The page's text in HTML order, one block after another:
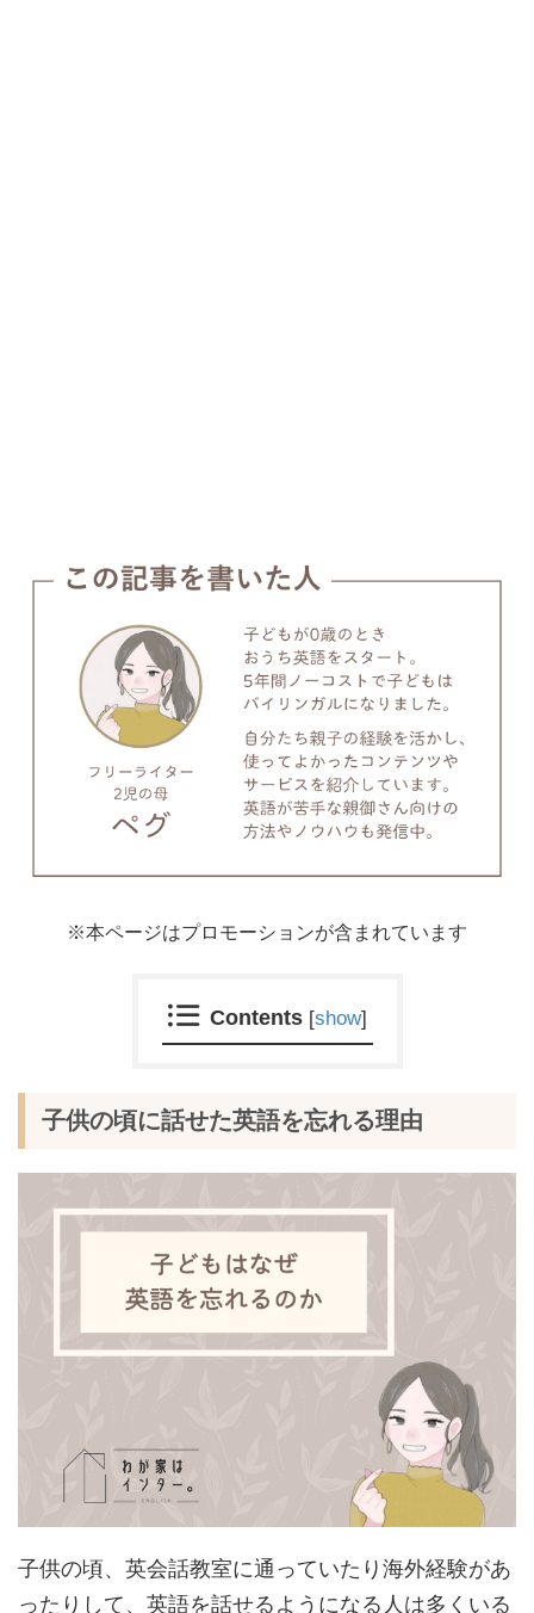
※本ページはプロモーションが含まれています
Contents [show]
子供の頃に話せた英語を忘れる理由
子供の頃、英会話教室に通っていたり海外経験があ
ったりして、英語を話せるようになる人は多くいる